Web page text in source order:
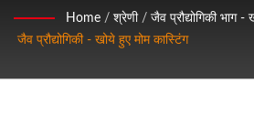
Home / श्रेणी / जैव प्रौद्योगिकी भाग -
जैव प्रौद्योगिकी - खोये हुए मोम कास्टिंग